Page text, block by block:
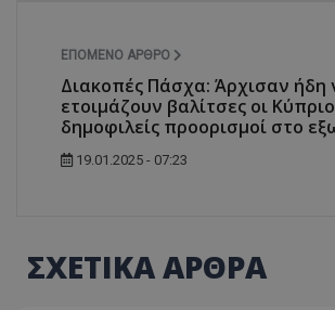
ΕΠΌΜΕΝΟ ΆΡΘΡΟ
Διακοπές Πάσχα: Άρχισαν ήδη
ετοιμάζουν βαλίτσες οι
δημοφιλείς προορισμοί στο
19.01.2025 - 07:23
ΣΧΕΤΙΚΑ ΑΡΘΡΑ